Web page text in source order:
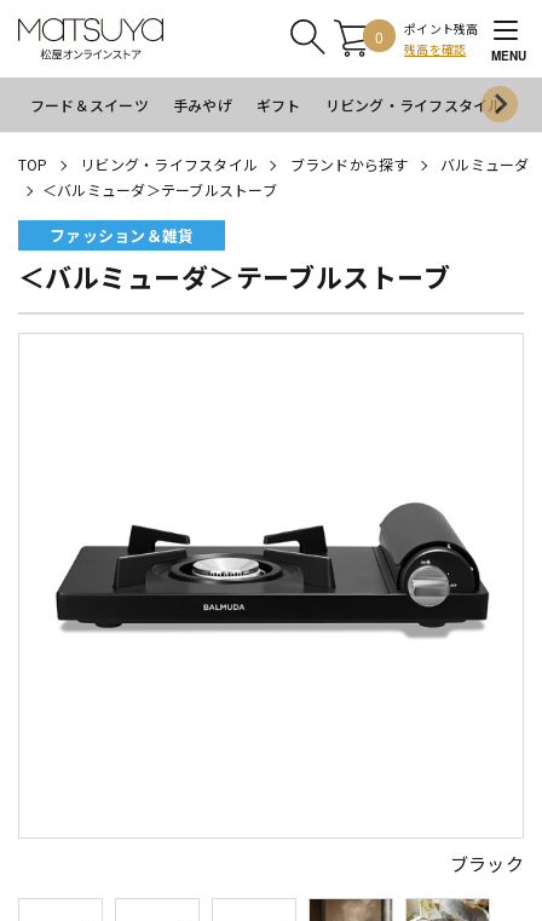
0
ポイント残高
残高を確認
MENU
フード＆スイーツ 手みやげ ギフト リビング・ライフスタイル
TOP リビング・ライフスタイル ブランドから探す
バルミューダ
＜バルミューダ＞テーブルストーブ
ファッション＆雑貨
＜バルミューダ＞テーブルストーブ
ブラック